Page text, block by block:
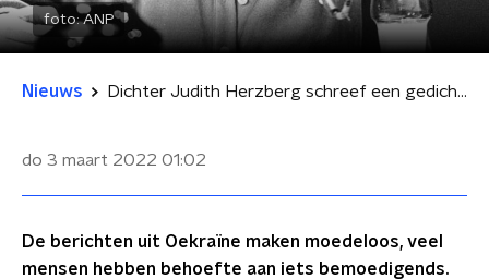
foto:ANP
Nieuws Dichter Judith Herzberg schreef een gedicht over de oorlog in Oekraïne
do 3 maart 2022 01:02
De berichten uit Oekraïne maken moedeloos, veel
mensen hebben behoefte aan iets bemoedigends.